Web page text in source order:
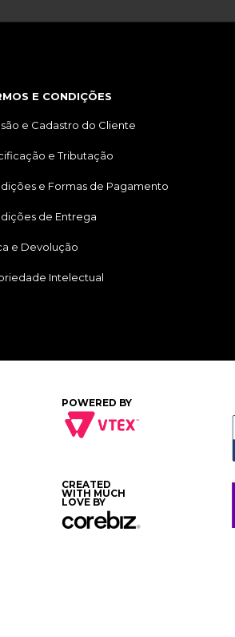
E CONDIÇÕES
e Cadastro do Cliente
e Tributação
e Formas de Pagamento
de Entrega
e Devolução
Intelectual
POWERED BY
CREATED
WITH MUCH
LOVE BY